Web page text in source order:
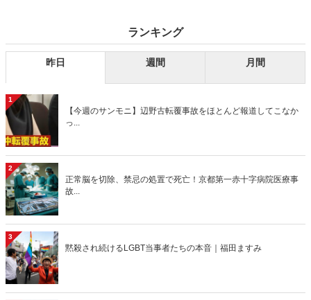
ランキング
昨日 週間 月間
1
【今週のサンモニ】辺野古転覆事故をほとんど報道してこなか
っ...
2
正常脳を切除、禁忌の処置で死亡！京都第一赤十字病院医療事
故...
3
黙殺され続けるLGBT当事者たちの本音｜福田ますみ